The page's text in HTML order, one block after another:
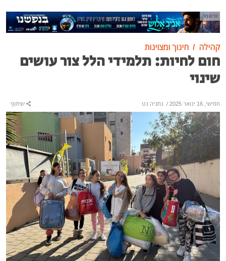
פרסומת
קהילה חינוך ומצוינות
חום לחיות: תלמידי הלל צור עושים
שינוי
חמישי, 16 ינואר 2025 / נתניה נט שיתוף